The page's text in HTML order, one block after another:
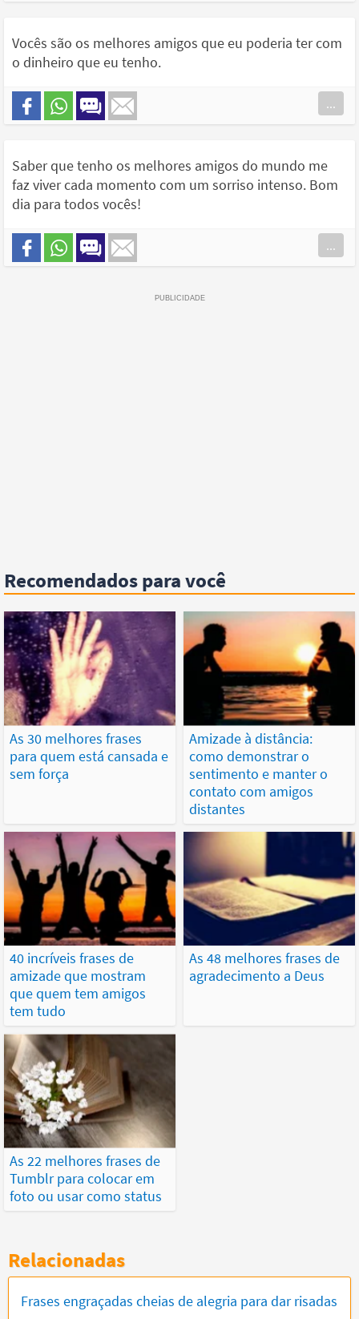
Vocês são os melhores amigos que eu poderia ter com
o dinheiro que eu tenho.
...
Saber que tenho os melhores amigos do mundo me
faz viver cada momento com um sorriso intenso. Bom
dia para todos vocês!
...
Recomendados para você
As 30 melhores frases
para quem está cansada e
sem força
Amizade à distância:
como demonstrar o
sentimento e manter o
contato com amigos
distantes
40 incríveis frases de
amizade que mostram
que quem tem amigos
tem tudo
As 48 melhores frases de
agradecimento a Deus
As 22 melhores frases de
Tumblr para colocar em
foto ou usar como status
Relacionadas
Frases engraçadas cheias de alegria para dar risadas